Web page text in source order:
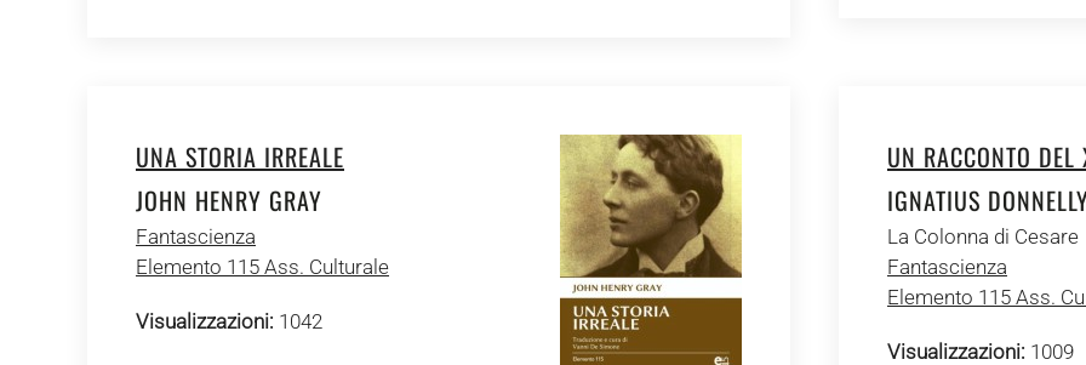
UNA STORIA IRREALE
JOHN HENRY GRAY
Fantascienza
Elemento 115 Ass. Culturale
Visualizzazioni: 1042
UN RACCONTO DEL
IGNATIUS
La Colonna di Cesare
Fantascienza
Elemento 115 Ass.
Visualizzazioni: 1009